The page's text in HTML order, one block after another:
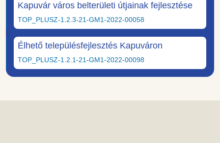
Kapuvár város belterületi útjainak fejlesztése
TOP_PLUSZ-1.2.3-21-GM1-2022-00058
Élhető településfejlesztés Kapuváron
TOP_PLUSZ-1.2.1-21-GM1-2022-00098